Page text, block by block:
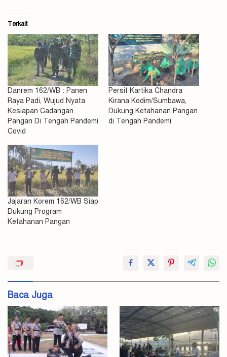
Terkait
Danrem 162/WB : Panen
Raya Padi, Wujud Nyata
Kesiapan Cadangan
Pangan Di Tengah Pandemi
Covid
Persit Kartika Chandra
Kirana Kodim/Sumbawa,
Dukung Ketahanan Pangan
di Tengah Pandemi
Jajaran Korem 162/WB Siap
Dukung Program
Ketahanan Pangan
Pandemi
Pangan
Baca Juga